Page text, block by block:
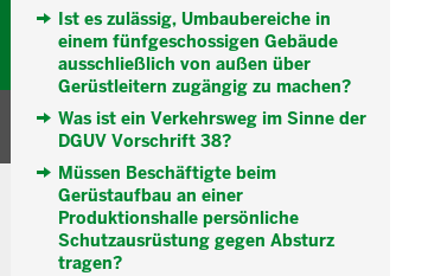
Ist es zulässig, Umbaubereiche in
einem fünfgeschossigen Gebäude
ausschließlich von außen über
Gerüstleitern zugängig zu machen?
Was ist ein Verkehrsweg im Sinne der
DGUV Vorschrift 38?
Müssen Beschäftigte beim
Gerüstaufbau an einer
Produktionshalle persönliche
Schutzausrüstung gegen Absturz
tragen?